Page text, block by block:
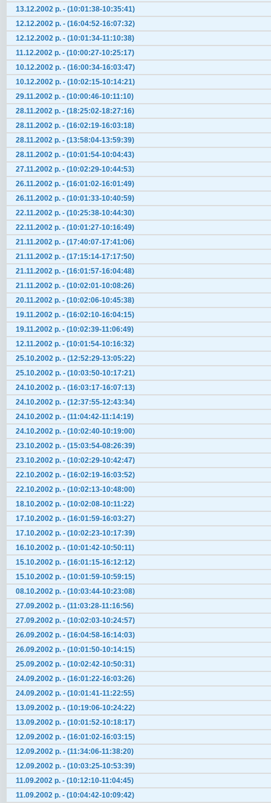
13.12.2002 р. - (10:01:38-10:35:41)
12.12.2002 р. - (16:04:52-16:07:32)
12.12.2002 р. - (10:01:34-11:10:38)
11.12.2002 р. - (10:00:27-10:25:17)
10.12.2002 р. - (16:00:34-16:03:47)
10.12.2002 р. - (10:02:15-10:14:21)
29.11.2002 р. - (10:00:46-10:11:10)
28.11.2002 р. - (18:25:02-18:27:16)
28.11.2002 р. - (16:02:19-16:03:18)
28.11.2002 р. - (13:58:04-13:59:39)
28.11.2002 р. - (10:01:54-10:04:43)
27.11.2002 р. - (10:02:29-10:44:53)
26.11.2002 р. - (16:01:02-16:01:49)
26.11.2002 р. - (10:01:33-10:40:59)
22.11.2002 р. - (10:25:38-10:44:30)
22.11.2002 р. - (10:01:27-10:16:49)
21.11.2002 р. - (17:40:07-17:41:06)
21.11.2002 р. - (17:15:14-17:17:50)
21.11.2002 р. - (16:01:57-16:04:48)
21.11.2002 р. - (10:02:01-10:08:26)
20.11.2002 р. - (10:02:06-10:45:38)
19.11.2002 р. - (16:02:10-16:04:15)
19.11.2002 р. - (10:02:39-11:06:49)
12.11.2002 р. - (10:01:54-10:16:32)
25.10.2002 р. - (12:52:29-13:05:22)
25.10.2002 р. - (10:03:50-10:17:21)
24.10.2002 р. - (16:03:17-16:07:13)
24.10.2002 р. - (12:37:55-12:43:34)
24.10.2002 р. - (11:04:42-11:14:19)
24.10.2002 р. - (10:02:40-10:19:00)
23.10.2002 р. - (15:03:54-08:26:39)
23.10.2002 р. - (10:02:29-10:42:47)
22.10.2002 р. - (16:02:19-16:03:52)
22.10.2002 р. - (10:02:13-10:48:00)
18.10.2002 р. - (10:02:08-10:11:22)
17.10.2002 р. - (16:01:59-16:03:27)
17.10.2002 р. - (10:02:23-10:17:39)
16.10.2002 р. - (10:01:42-10:50:11)
15.10.2002 р. - (16:01:15-16:12:12)
15.10.2002 р. - (10:01:59-10:59:15)
08.10.2002 р. - (10:03:44-10:23:08)
27.09.2002 р. - (11:03:28-11:16:56)
27.09.2002 р. - (10:02:03-10:24:57)
26.09.2002 р. - (16:04:58-16:14:03)
26.09.2002 р. - (10:01:50-10:14:15)
25.09.2002 р. - (10:02:42-10:50:31)
24.09.2002 р. - (16:01:22-16:03:26)
24.09.2002 р. - (10:01:41-11:22:55)
13.09.2002 р. - (10:19:06-10:24:22)
13.09.2002 р. - (10:01:52-10:18:17)
12.09.2002 р. - (16:01:02-16:03:15)
12.09.2002 р. - (11:34:06-11:38:20)
12.09.2002 р. - (10:03:25-10:53:39)
11.09.2002 р. - (10:12:10-11:04:45)
11.09.2002 р. - (10:04:42-10:09:42)